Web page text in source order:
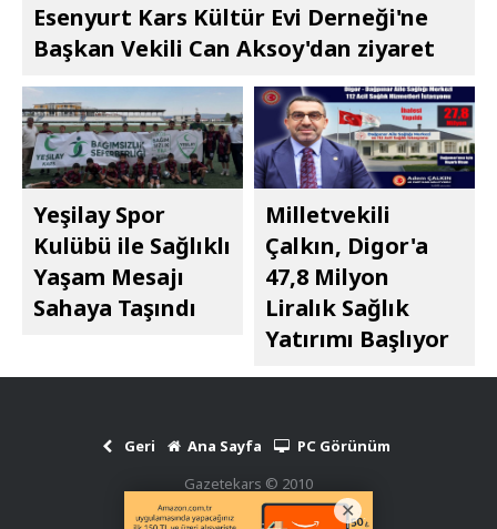
Esenyurt Kars Kültür Evi Derneği'ne
Başkan Vekili Can Aksoy'dan ziyaret
Yeşilay Spor
Kulübü ile Sağlıklı
Yaşam Mesajı
Sahaya Taşındı
Milletvekili
Çalkın, Digor'a
47,8 Milyon
Liralık Sağlık
Yatırımı Başlıyor
Geri Ana Sayfa
PC Görünüm
Gazetekars © 2010
Haber Scripti